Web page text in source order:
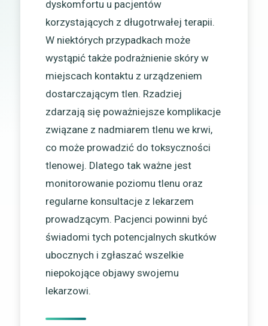
dyskomfortu u pacjentów
korzystających z długotrwałej terapii.
W niektórych przypadkach może
wystąpić także podrażnienie skóry w
miejscach kontaktu z urządzeniem
dostarczającym tlen. Rzadziej
zdarzają się poważniejsze komplikacje
związane z nadmiarem tlenu we krwi,
co może prowadzić do toksyczności
tlenowej. Dlatego tak ważne jest
monitorowanie poziomu tlenu oraz
regularne konsultacje z lekarzem
prowadzącym. Pacjenci powinni być
świadomi tych potencjalnych skutków
ubocznych i zgłaszać wszelkie
niepokojące objawy swojemu
lekarzowi.